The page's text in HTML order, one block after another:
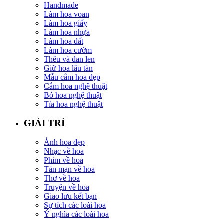
Handmade
Làm hoa voan
Làm hoa giấy
Làm hoa nhựa
Làm hoa đất
Làm hoa cườm
Thêu và đan len
Giữ hoa lâu tàn
Mẫu cắm hoa đẹp
Cắm hoa nghệ thuật
Bó hoa nghệ thuật
Tỉa hoa nghệ thuật
GIẢI TRÍ
Ảnh hoa đẹp
Nhạc về hoa
Phim về hoa
Tản mạn về hoa
Thơ về hoa
Truyện về hoa
Giao lưu kết bạn
Sự tích các loài hoa
Ý nghĩa các loài hoa